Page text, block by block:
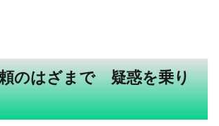
のはざまで 疑惑を乗り